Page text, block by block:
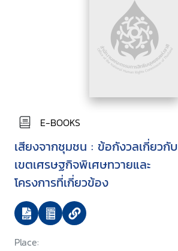
E-BOOKS
เสียงจากชุมชน : ข้อกังวลเกี่ยวกับ
เขตเศรษฐกิจพิเศษทวายและ
โครงการที่เกี่ยวข้อง
Place: